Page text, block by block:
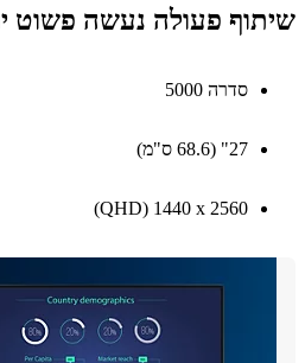
פעולה נעשה פשוט יותר
סדרה 5000
2560 x ‏1440 ‏(QHD)